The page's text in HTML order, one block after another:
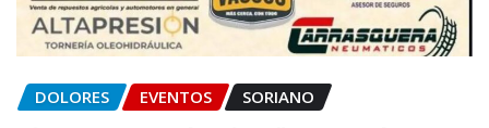
DOLORES EVENTOS SORIANO